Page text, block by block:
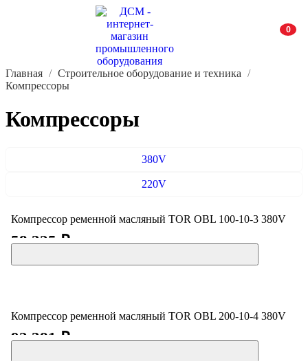
0
Главная
Строительное оборудование и техника
Компрессоры
Компрессоры
380V
220V
Компрессор ременной масляный TOR OBL 100-10-3 380V
58 325 ₽
Компрессор ременной масляный TOR OBL 200-10-4 380V
92 381 ₽